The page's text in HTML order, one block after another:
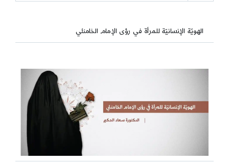
الهويّة الإنسانيّة للمرأة في رؤى الإمام الخامنئي